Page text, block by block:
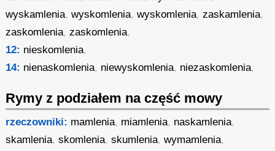
wyskamlenia,wyskomlenia,wyskomlenia,zaskamlenia,
zaskomlenia,zaskomlenia,
12: nieskomlenia,
14: nienaskomlenia, niewyskomlenia, niezaskomlenia,
Rymy z podziałem na część mowy
rzeczowniki: mamlenia, miamlenia, naskamlenia,
skamlenia,skomlenia,skumlenia,wymamlenia,